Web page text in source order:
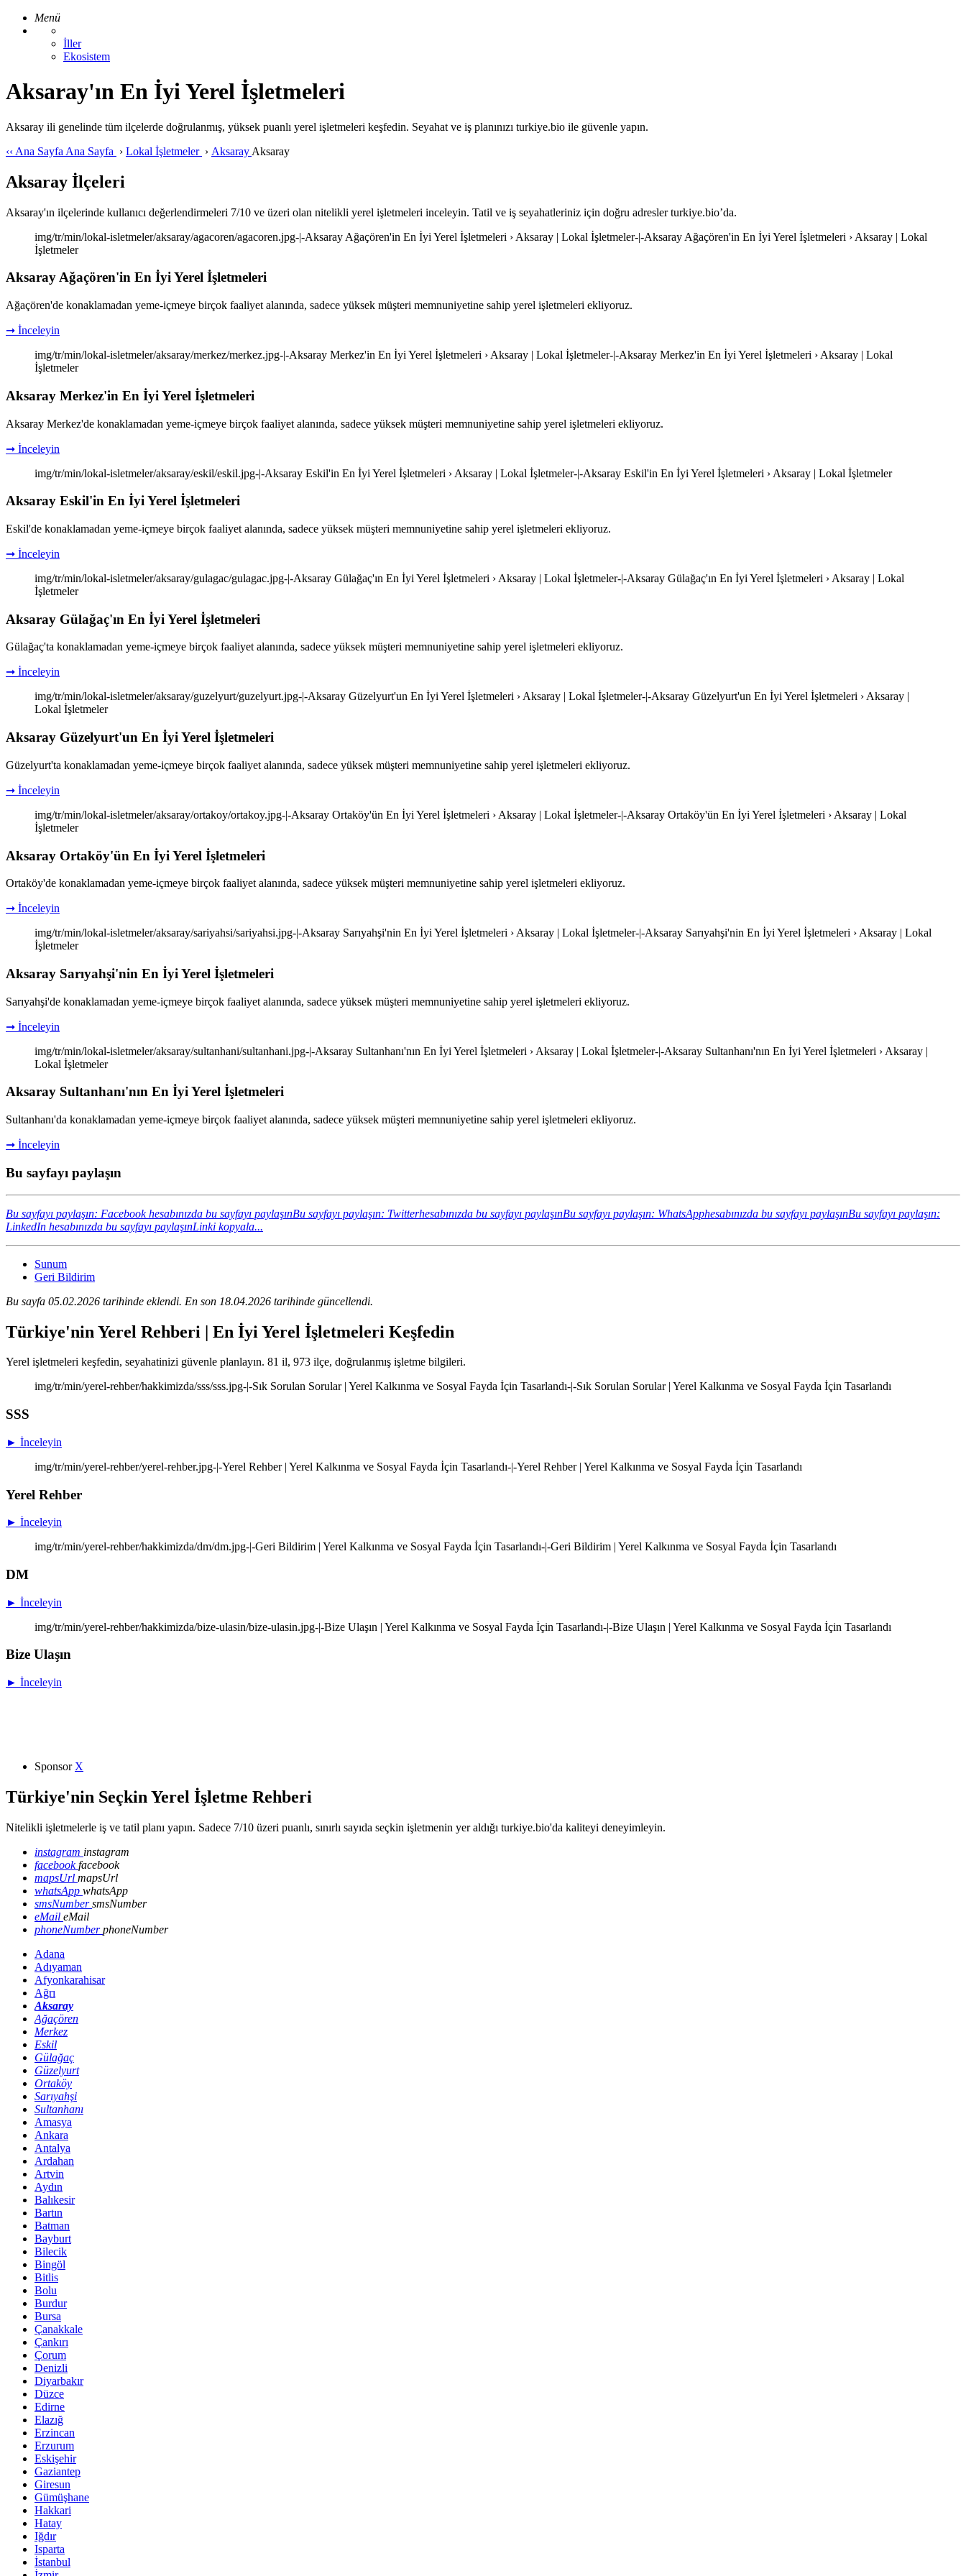
Menü
İller
Ekosistem
Aksaray'ın En İyi Yerel İşletmeleri
Aksaray ili genelinde tüm ilçelerde doğrulanmış, yüksek puanlı yerel işletmeleri keşfedin. Seyahat ve iş planınızı turkiye.bio ile güvenle yapın.
‹‹ Ana Sayfa Ana Sayfa › Lokal İşletmeler › Aksaray Aksaray
Aksaray İlçeleri
Aksaray'ın ilçelerinde kullanıcı değerlendirmeleri 7/10 ve üzeri olan nitelikli yerel işletmeleri inceleyin. Tatil ve iş seyahatleriniz için doğru adresler turkiye.bio’da.
img/tr/min/lokal-isletmeler/aksaray/agacoren/agacoren.jpg-|-Aksaray Ağaçören'in En İyi Yerel İşletmeleri › Aksaray | Lokal İşletmeler-|-Aksaray Ağaçören'in En İyi Yerel İşletmeleri › Aksaray | Lokal
İşletmeler
Aksaray Ağaçören'in En İyi Yerel İşletmeleri
Ağaçören'de konaklamadan yeme-içmeye birçok faaliyet alanında, sadece yüksek müşteri memnuniyetine sahip yerel işletmeleri ekliyoruz.
➞ İnceleyin
img/tr/min/lokal-isletmeler/aksaray/merkez/merkez.jpg-|-Aksaray Merkez'in En İyi Yerel İşletmeleri › Aksaray | Lokal İşletmeler-|-Aksaray Merkez'in En İyi Yerel İşletmeleri › Aksaray | Lokal
İşletmeler
Aksaray Merkez'in En İyi Yerel İşletmeleri
Aksaray Merkez'de konaklamadan yeme-içmeye birçok faaliyet alanında, sadece yüksek müşteri memnuniyetine sahip yerel işletmeleri ekliyoruz.
➞ İnceleyin
img/tr/min/lokal-isletmeler/aksaray/eskil/eskil.jpg-|-Aksaray Eskil'in En İyi Yerel İşletmeleri › Aksaray | Lokal İşletmeler-|-Aksaray Eskil'in En İyi Yerel İşletmeleri › Aksaray | Lokal İşletmeler
Aksaray Eskil'in En İyi Yerel İşletmeleri
Eskil'de konaklamadan yeme-içmeye birçok faaliyet alanında, sadece yüksek müşteri memnuniyetine sahip yerel işletmeleri ekliyoruz.
➞ İnceleyin
img/tr/min/lokal-isletmeler/aksaray/gulagac/gulagac.jpg-|-Aksaray Gülağaç'ın En İyi Yerel İşletmeleri › Aksaray | Lokal İşletmeler-|-Aksaray Gülağaç'ın En İyi Yerel İşletmeleri › Aksaray | Lokal
İşletmeler
Aksaray Gülağaç'ın En İyi Yerel İşletmeleri
Gülağaç'ta konaklamadan yeme-içmeye birçok faaliyet alanında, sadece yüksek müşteri memnuniyetine sahip yerel işletmeleri ekliyoruz.
➞ İnceleyin
img/tr/min/lokal-isletmeler/aksaray/guzelyurt/guzelyurt.jpg-|-Aksaray Güzelyurt'un En İyi Yerel İşletmeleri › Aksaray | Lokal İşletmeler-|-Aksaray Güzelyurt'un En İyi Yerel İşletmeleri › Aksaray |
Lokal İşletmeler
Aksaray Güzelyurt'un En İyi Yerel İşletmeleri
Güzelyurt'ta konaklamadan yeme-içmeye birçok faaliyet alanında, sadece yüksek müşteri memnuniyetine sahip yerel işletmeleri ekliyoruz.
➞ İnceleyin
img/tr/min/lokal-isletmeler/aksaray/ortakoy/ortakoy.jpg-|-Aksaray Ortaköy'ün En İyi Yerel İşletmeleri › Aksaray | Lokal İşletmeler-|-Aksaray Ortaköy'ün En İyi Yerel İşletmeleri › Aksaray | Lokal
İşletmeler
Aksaray Ortaköy'ün En İyi Yerel İşletmeleri
Ortaköy'de konaklamadan yeme-içmeye birçok faaliyet alanında, sadece yüksek müşteri memnuniyetine sahip yerel işletmeleri ekliyoruz.
➞ İnceleyin
img/tr/min/lokal-isletmeler/aksaray/sariyahsi/sariyahsi.jpg-|-Aksaray Sarıyahşi'nin En İyi Yerel İşletmeleri › Aksaray | Lokal İşletmeler-|-Aksaray Sarıyahşi'nin En İyi Yerel İşletmeleri › Aksaray | Lokal
İşletmeler
Aksaray Sarıyahşi'nin En İyi Yerel İşletmeleri
Sarıyahşi'de konaklamadan yeme-içmeye birçok faaliyet alanında, sadece yüksek müşteri memnuniyetine sahip yerel işletmeleri ekliyoruz.
➞ İnceleyin
img/tr/min/lokal-isletmeler/aksaray/sultanhani/sultanhani.jpg-|-Aksaray Sultanhanı'nın En İyi Yerel İşletmeleri › Aksaray | Lokal İşletmeler-|-Aksaray Sultanhanı'nın En İyi Yerel İşletmeleri › Aksaray |
Lokal İşletmeler
Aksaray Sultanhanı'nın En İyi Yerel İşletmeleri
Sultanhanı'da konaklamadan yeme-içmeye birçok faaliyet alanında, sadece yüksek müşteri memnuniyetine sahip yerel işletmeleri ekliyoruz.
➞ İnceleyin
Bu sayfayı paylaşın
Bu sayfayı paylaşın: Facebook hesabınızda bu sayfayı paylaşınBu sayfayı paylaşın: Twitterhesabınızda bu sayfayı paylaşınBu sayfayı paylaşın: WhatsApphesabınızda bu sayfayı paylaşınBu sayfayı paylaşın:
LinkedIn hesabınızda bu sayfayı paylaşınLinki kopyala...
Sunum
Geri Bildirim
Bu sayfa 05.02.2026 tarihinde eklendi. En son 18.04.2026 tarihinde güncellendi.
Türkiye'nin Yerel Rehberi | En İyi Yerel İşletmeleri Keşfedin
Yerel işletmeleri keşfedin, seyahatinizi güvenle planlayın. 81 il, 973 ilçe, doğrulanmış işletme bilgileri.
img/tr/min/yerel-rehber/hakkimizda/sss/sss.jpg-|-Sık Sorulan Sorular | Yerel Kalkınma ve Sosyal Fayda İçin Tasarlandı-|-Sık Sorulan Sorular | Yerel Kalkınma ve Sosyal Fayda İçin Tasarlandı
SSS
► İnceleyin
img/tr/min/yerel-rehber/yerel-rehber.jpg-|-Yerel Rehber | Yerel Kalkınma ve Sosyal Fayda İçin Tasarlandı-|-Yerel Rehber | Yerel Kalkınma ve Sosyal Fayda İçin Tasarlandı
Yerel Rehber
► İnceleyin
img/tr/min/yerel-rehber/hakkimizda/dm/dm.jpg-|-Geri Bildirim | Yerel Kalkınma ve Sosyal Fayda İçin Tasarlandı-|-Geri Bildirim | Yerel Kalkınma ve Sosyal Fayda İçin Tasarlandı
DM
► İnceleyin
img/tr/min/yerel-rehber/hakkimizda/bize-ulasin/bize-ulasin.jpg-|-Bize Ulaşın | Yerel Kalkınma ve Sosyal Fayda İçin Tasarlandı-|-Bize Ulaşın | Yerel Kalkınma ve Sosyal Fayda İçin Tasarlandı
Bize Ulaşın
► İnceleyin
Sponsor X
Türkiye'nin Seçkin Yerel İşletme Rehberi
Nitelikli işletmelerle iş ve tatil planı yapın. Sadece 7/10 üzeri puanlı, sınırlı sayıda seçkin işletmenin yer aldığı turkiye.bio'da kaliteyi deneyimleyin.
instagram instagram
facebookfacebook
mapsUrl mapsUrl
whatsApp whatsApp
smsNumbersmsNumber
eMail eMail
phoneNumberphoneNumber
Adana
Adıyaman
Afyonkarahisar
Ağrı
Aksaray
Ağaçören
Merkez
Eskil
Gülağaç
Güzelyurt
Ortaköy
Sarıyahşi
Sultanhanı
Amasya
Ankara
Antalya
Ardahan
Artvin
Aydın
Balıkesir
Bartın
Batman
Bayburt
Bilecik
Bingöl
Bitlis
Bolu
Burdur
Bursa
Çanakkale
Çankırı
Çorum
Denizli
Diyarbakır
Düzce
Edirne
Elazığ
Erzincan
Erzurum
Eskişehir
Gaziantep
Giresun
Gümüşhane
Hakkari
Hatay
Iğdır
Isparta
İstanbul